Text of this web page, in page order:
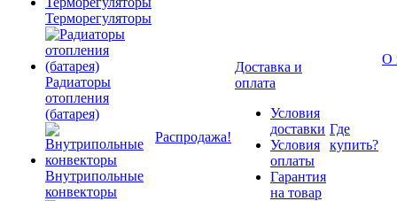
Терморегуляторы
Радиаторы
отопления
(батарея)
Внутрипольные
конвекторы
Распродажа!
Доставка и
оплата
Условия
доставки
Условия
оплаты
Гарантия
на товар
Где
купить?
О